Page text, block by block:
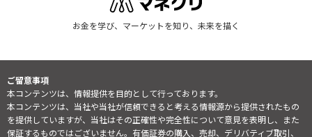
お金を学び、マーケットを知り、未来を描く
ご留意事項
本コンテンツは、情報提供を目的として行っております。
本コンテンツは、当社や当社が信頼できると考える情報源から提供されたもの
を提供していますが、当社はその正確性や完全性について意見を表明し、また
保証するものではございません。有価証券の購入、売却、デリバティブ取引、